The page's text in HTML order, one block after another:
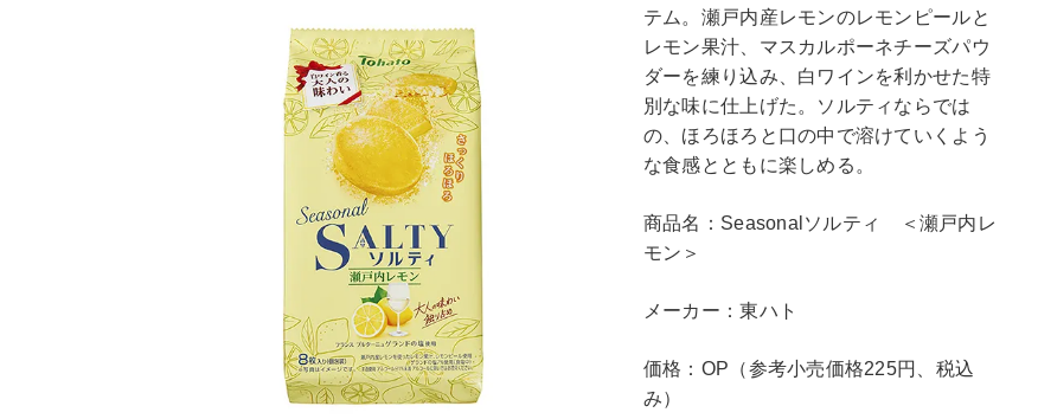
テム。瀬戸内産レモンのレモンピールと
レモン果汁、マスカルポーネチーズパウ
ダーを練り込み、白ワインを利かせた特
別な味に仕上げた。ソルティならでは
の、ほろほろと口の中で溶けていくよう
な食感とともに楽しめる。
商品名：Seasonalソルティ ＜瀬戸内レ
モン＞
メーカー：東ハト
価格：OP（参考小売価格225円、税込
み）